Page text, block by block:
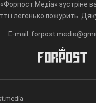
зустріне
і легенько пожурить.
E-mail: